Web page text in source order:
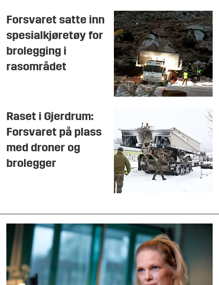
Forsvaret satte inn
spesialkjøretøy for
brolegging i
rasområdet
Raset i Gjerdrum:
Forsvaret på plass
med droner og
brolegger